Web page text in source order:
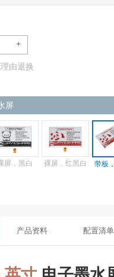
+
由退换
屏
屏，黑白 裸屏，红黑白 带板
产品资料 配置清单